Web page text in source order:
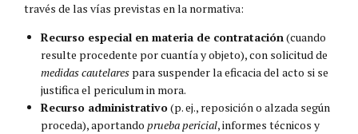
través de las vías previstas en la normativa:
Recurso especial en materia de contratación(cuando
resulte procedente por cuantía y objeto), con solicitud de
medidas cautelares para suspender la eficacia del acto si se
justifica el periculum in mora.
Recurso administrativo(p. ej., reposición o alzada según
proceda), aportando prueba pericial, informes técnicos y